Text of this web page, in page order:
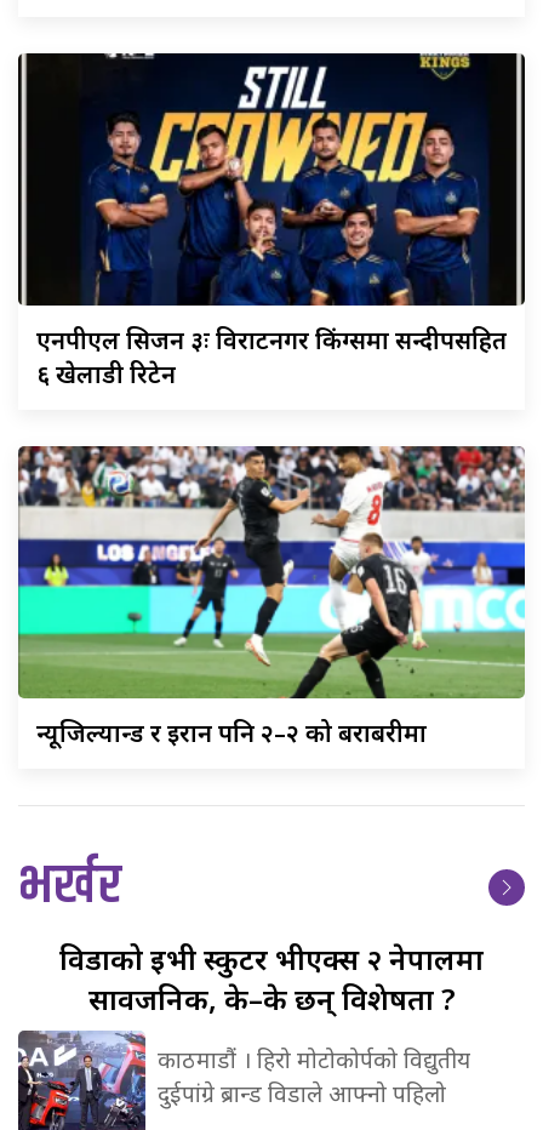
एनपीएलसिजन ३ः विराटनगर किंग्समा सन्दीपसहित
६ खेलाडी रिटेन
न्यूजिल्यान्डर इरान पनि २–२ को बराबरीमा
भर्खर
विडाकोईभी स्कुटर भीएक्स २ नेपालमा
सार्वजनिक, के–के छन् विशेषता ?
काठमाडौं । हिरो मोटोकोर्पको विद्युतीय
दुईपांग्रे ब्रान्ड विडाले आफ्नो पहिलो